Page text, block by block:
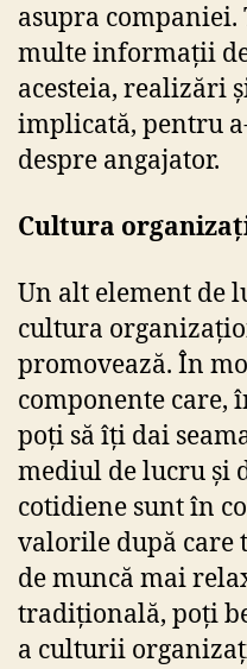
asupra companiei.
multe informații
acesteia, realizări
implicată, pentru
despre angajator.
Cultura
Un alt element de
cultura
promovează. În
componente care,
poți să îți dai
mediul de lucru și
cotidiene sunt în
valorile după care
de muncă mai
tradițională, poți
a culturii